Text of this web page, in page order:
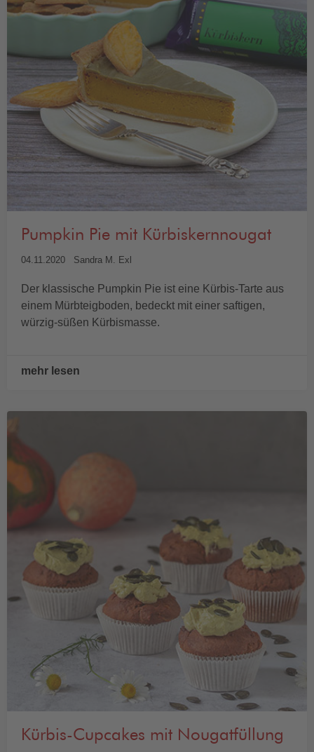
Pumpkin Pie mit Kürbiskernnougat
04.11.2020 Sandra M. Exl
Der klassische Pumpkin Pie ist eine Kürbis-Tarte aus
einem Mürbteigboden, bedeckt mit einer saftigen,
würzig-süßen Kürbismasse.
mehr lesen
Kürbis-Cupcakes mit Nougatfüllung